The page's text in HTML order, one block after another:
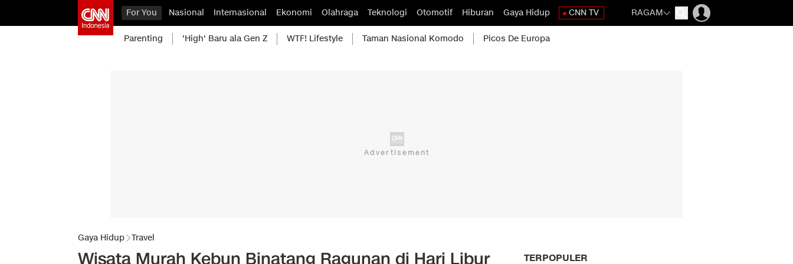
For You Nasional Internasional Ekonomi Olahraga Teknologi Otomotif Hiburan Gaya Hidup CNN TV RAGAM
Parenting 'High' Baru ala Gen Z WTF! Lifestyle Taman Nasional Komodo Picos De Europa
Gaya Hidup Travel
Wisata Murah Kebun Binatang Ragunan di Hari Libur TERPOPULER